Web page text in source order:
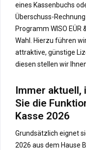
eines Kassenbuchs
Überschuss-
Programm WISO
Wahl. Hierzu führen
attraktive, günstige
diesen stellen wir
Immer
Sie die
Kasse 2026
Grundsätzlich eignet
2026 aus dem Hause